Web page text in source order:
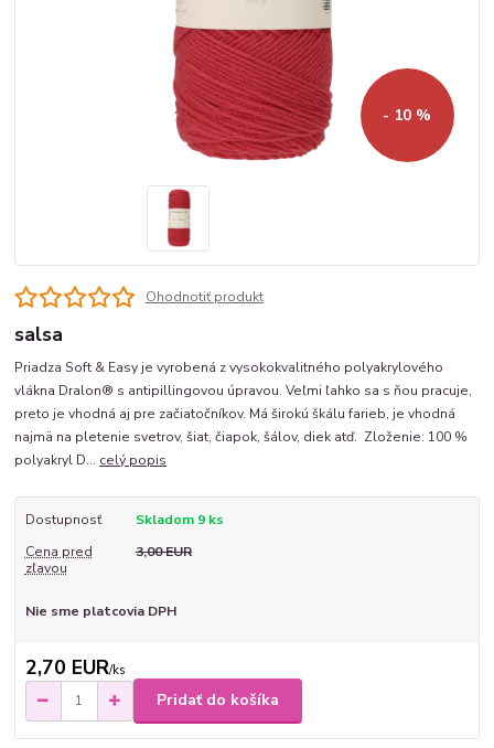
- 10 %
Ohodnotiť produkt
salsa
Priadza Soft & Easy je vyrobená z vysokokvalitného polyakrylového
vlákna Dralon® s antipillingovou úpravou. Veľmi ľahko sa s ňou pracuje,
preto je vhodná aj pre začiatočníkov. Má širokú škálu farieb, je vhodná
najmä na pletenie svetrov, šiat, čiapok, šálov, diek atď. Zloženie: 100 %
polyakryl D... celý popis
Dostupnosť
Skladom 9 ks
Cena pred
zľavou
3,00 EUR
Nie sme platcovia DPH
2,70 EUR/ks
Pridať do košíka